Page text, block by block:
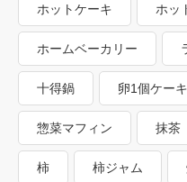
ホットケーキ ホッ
ホームベーカリー
十得鍋 卵1個ケーキ
惣菜マフィン 抹茶
柿 柿ジャム